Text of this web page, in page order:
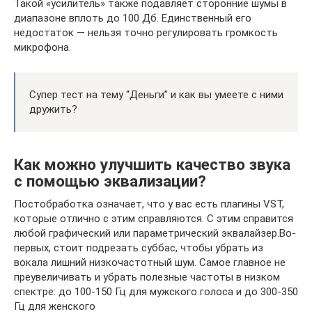
Такой «усилитель» также подавляет сторонние шумы в
диапазоне вплоть до 100 Дб. Единственный его
недостаток — нельзя точно регулировать громкость
микрофона.
Супер тест на тему “Деньги” и как вы умеете с ними
дружить?
Как можно улучшить качество звука
с помощью эквализации?
Постобработка означает, что у вас есть плагины VST,
которые отлично с этим справляются. С этим справится
любой графический или параметрический эквалайзер.Во-
первых, стоит подрезать суббас, чтобы убрать из
вокала лишний низкочастотный шум. Самое главное не
преувеличивать и убрать полезные частоты в низком
спектре: до 100-150 Гц для мужского голоса и до 300-350
Гц для женского